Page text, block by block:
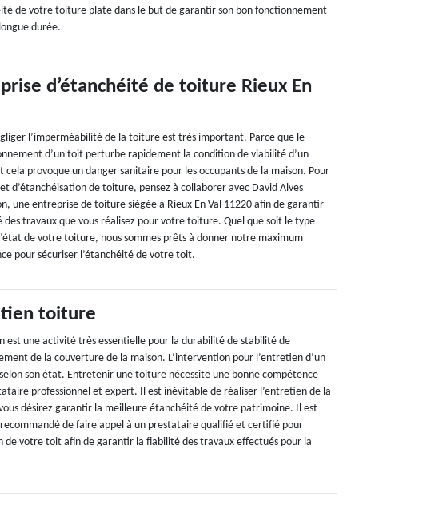
de votre toiture plate dans le but de garantir son bon fonctionnement
durée.
d’étanchéité de toiture Rieux En
l’imperméabilité de la toiture est très important. Parce que le
d’un toit perturbe rapidement la condition de viabilité d’un
cela provoque un danger sanitaire pour les occupants de la maison. Pour
d’étanchéisation de toiture, pensez à collaborer avec David Alves
une entreprise de toiture siégée à Rieux En Val 11220 afin de garantir
des travaux que vous réalisez pour votre toiture. Quel que soit le type
de votre toiture, nous sommes prêts à donner notre maximum
pour sécuriser l’étanchéité de votre toit.
toiture
est une activité très essentielle pour la durabilité de stabilité de
de la couverture de la maison. L’intervention pour l’entretien d’un
son état. Entretenir une toiture nécessite une bonne compétence
professionnel et expert. Il est inévitable de réaliser l’entretien de la
désirez garantir la meilleure étanchéité de votre patrimoine. Il est
de faire appel à un prestataire qualifié et certifié pour
de votre toit afin de garantir la fiabilité des travaux effectués pour la